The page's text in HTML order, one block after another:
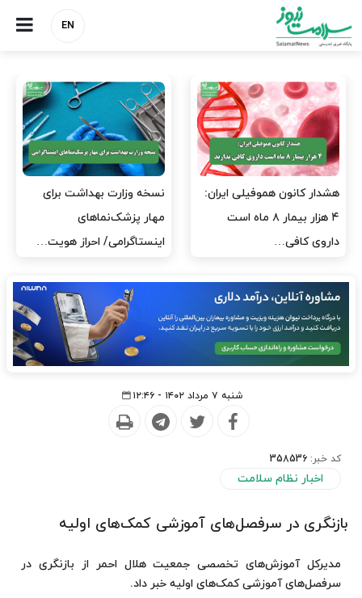
EN
نسخه وزارت بهداشت برای
مهار پزشک‌نماهای
اینستاگرامی/ احراز هویت…
مدیران پرستاری باید حامی
پرستاران باشند، نه عامل فشار
شنبه ۷ مرداد ۱۴۰۲ - ۱۲:۴۶
کد خبر: 358536
اخبار نظام سلامت
بازنگری در سرفصل‌های آموزشی کمک‌های اولیه
مدیرکل آموزش‌های تخصصی جمعیت هلال احمر از بازنگری در
سرفصل‌های آموزشی کمک‌های اولیه خبر داد.